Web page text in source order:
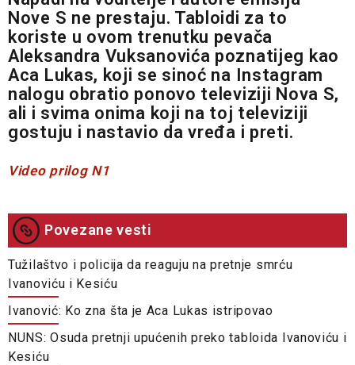
Nove S ne prestaju. Tabloidi za to
koriste u ovom trenutku pevača
Aleksandra Vuksanovića poznatijeg kao
Aca Lukas, koji se sinoć na Instagram
nalogu obratio ponovo televiziji Nova S,
ali i svima onima koji na toj televiziji
gostuju i nastavio da vređa i preti.
Video prilog N1
Povezane vesti
Tužilaštvo i policija da reaguju na pretnje smrću
Ivanoviću i Kesiću
Ivanović: Ko zna šta je Aca Lukas istripovao
NUNS: Osuda pretnji upućenih preko tabloida Ivanoviću i
Kesiću